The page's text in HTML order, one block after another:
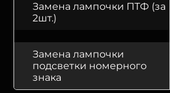
Замена лампочки ПТФ (за
2шт.)
Замена лампочки
подсветки номерного
знака